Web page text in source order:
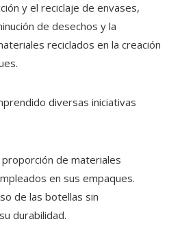
y el reciclaje de envases,
de desechos y la
reciclados en la creación
diversas iniciativas
de materiales
en sus empaques.
de las botellas sin
durabilidad.